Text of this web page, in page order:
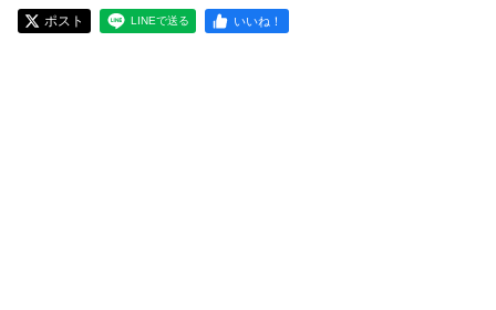
ポスト LINEで送る いいね！